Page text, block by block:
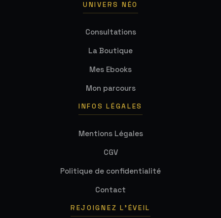
UNIVERS NÉO
Consultations
La Boutique
Mes Ebooks
Mon parcours
INFOS LÉGALES
Mentions Légales
CGV
Politique de confidentialité
Contact
REJOIGNEZ L'ÉVEIL